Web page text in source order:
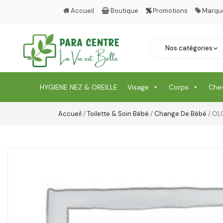
Accueil Boutique Promotions
HYGIENE NEZ & OREILLE Visage Corps
Accueil /Toilette & Soin Bébé /Change De Bébé /